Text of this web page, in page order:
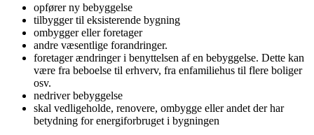
opfører ny bebyggelse
tilbygger til eksisterende bygning
ombygger eller foretager
andre væsentlige forandringer.
foretager ændringer i benyttelsen af en bebyggelse. Dette kan
være fra beboelse til erhverv, fra enfamiliehus til flere boliger
osv.
nedriver bebyggelse
skal vedligeholde, renovere, ombygge eller andet der har
betydning for energiforbruget i bygningen